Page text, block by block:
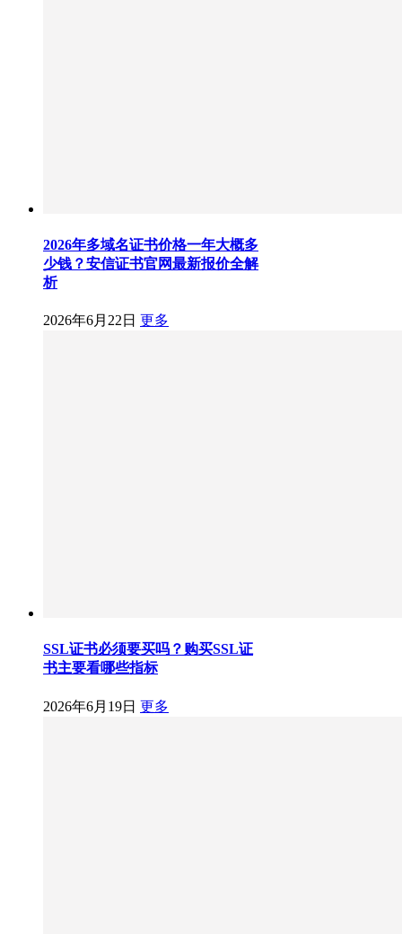
2026年多域名证书价格一年大概多
少钱？安信证书官网最新报价全解
析
2026年6月22日 更多
SSL证书必须要买吗？购买SSL证
书主要看哪些指标
2026年6月19日 更多